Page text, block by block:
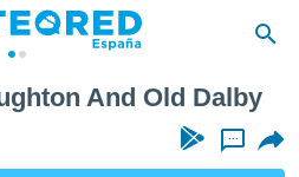
And Old Dalby
...